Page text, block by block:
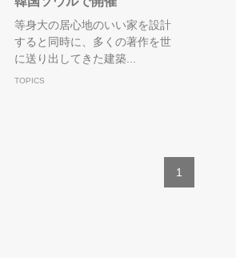
等身大の居心地のいい家を設計
すると同時に、多くの著作を世
に送り出してきた建築...
TOPICS
1